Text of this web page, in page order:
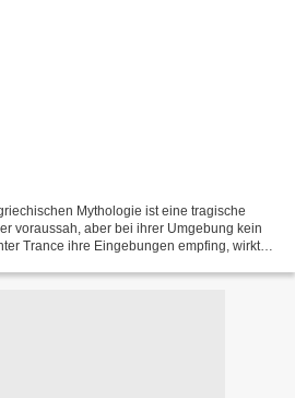
Mythologie ist eine tragische
voraussah, aber bei ihrer Umgebung kein
Trance ihre Eingebungen empfing, wirkte